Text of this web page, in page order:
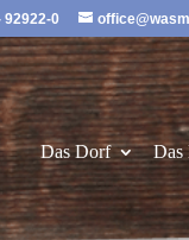
92922-0
Das Dorf Das